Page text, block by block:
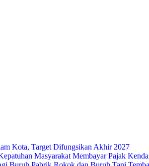
Kota, Target Difungsikan Akhir 2027
Masyarakat Membayar Pajak